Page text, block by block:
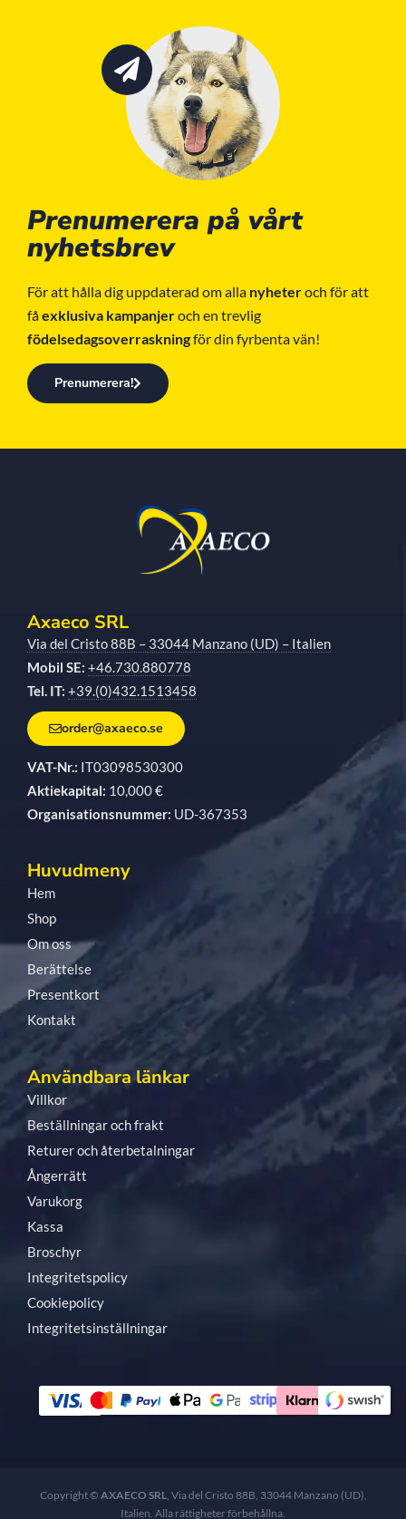
Prenumerera på vårt
nyhetsbrev
För att hålla dig uppdaterad om alla nyheteroch för att
fåexklusiva kampanjeroch en trevlig
födelsedagsoverraskningför din fyrbenta vän!
Prenumerera!
Axaeco SRL
Via del Cristo 88B – 33044 Manzano (UD) – Italien
Mobil SE: +46.730.880778
Tel. IT: +39.(0)432.1513458
order@axaeco.se
VAT-Nr.: IT03098530300
Aktiekapital: 10,000 €
Organisationsnummer: UD-367353
Huvudmeny
Hem
Shop
Om oss
Berättelse
Presentkort
Kontakt
Användbara länkar
Villkor
Beställningar och frakt
Returer och återbetalningar
Ångerrätt
Varukorg
Kassa
Broschyr
Integritetspolicy
Cookiepolicy
Integritetsinställningar
Copyright © AXAECO SRL, Via del Cristo 88B, 33044 Manzano (UD),
Italien. Alla rättigheter förbehållna.